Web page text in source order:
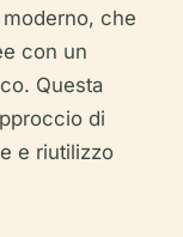
che
con un
Questa
di
e riutilizzo